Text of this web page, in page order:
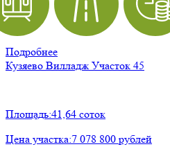
Подробнее
Кузяево Вилладж Участок 45
Площадь:41,64 соток
Цена участка:7 078 800 рублей